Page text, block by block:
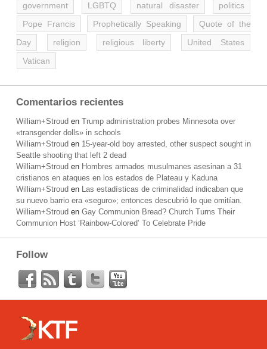
government
LGBTQ natural disaster
politics
Pope Francis
Prophetically Speaking
Quote of the
Day
religion religious liberty
United States
Vatican
Comentarios recientes
William+Stroud en Trump administration probes Minnesota over
«transgender dolls» in schools
William+Stroud en 15-year-old boy arrested, other suspect sought in
Seattle shooting that left 2 dead
William+Stroud en Hombres armados musulmanes asesinan a 31
cristianos en ataques en los estados de Plateau y Kaduna
William+Stroud en Las estadísticas de criminalidad indicaban que
su nuevo barrio era «seguro»; entonces descubrió lo que omitían.
William+Stroud en Gay Communion Bread? Church Turns Their
Communion Host ‘Rainbow-Colored’ To Celebrate Pride
Follow